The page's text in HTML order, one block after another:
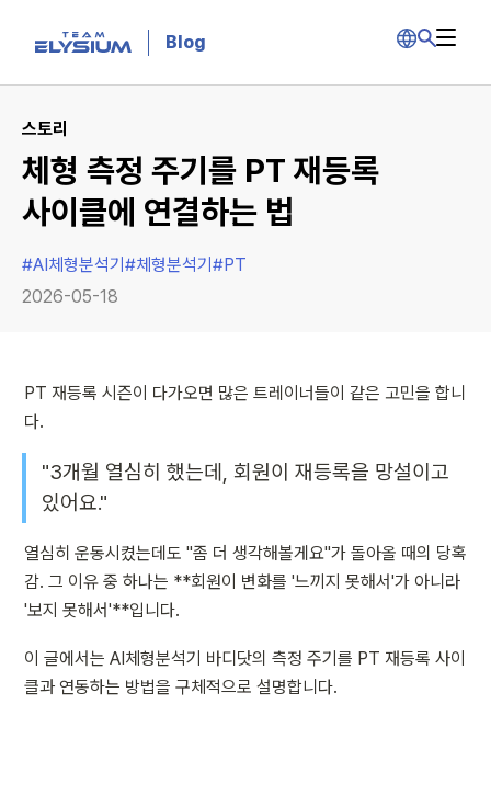
Blog
스토리
체형 측정 주기를 PT 재등록
사이클에 연결하는 법
#AI체형분석기 #체형분석기 #PT
2026-05-18
PT 재등록 시즌이 다가오면 많은 트레이너들이 같은 고민을 합니
다.
"3개월 열심히 했는데, 회원이 재등록을 망설이고
있어요."
열심히 운동시켰는데도 "좀 더 생각해볼게요"가 돌아올 때의 당혹
감. 그 이유 중 하나는 **회원이 변화를 '느끼지 못해서'가 아니라
'보지 못해서'**입니다.
이 글에서는 AI체형분석기 바디닷의 측정 주기를 PT 재등록 사이
클과 연동하는 방법을 구체적으로 설명합니다.